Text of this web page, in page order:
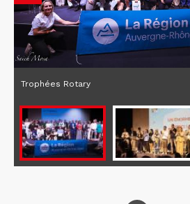
Trophées Rotary